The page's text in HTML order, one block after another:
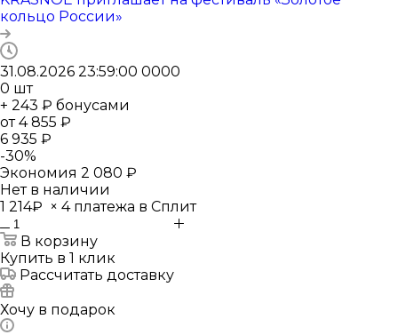
кольцо России»
31.08.2026 23:59:00 0000
0 шт
+ 243 ₽ бонусами
от4 855 ₽
6 935 ₽
-30%
Экономия 2 080 ₽
Нет в наличии
1 214₽ × 4 платежа в Сплит
В корзину
Купить в 1 клик
Рассчитать доставку
Хочу в подарок